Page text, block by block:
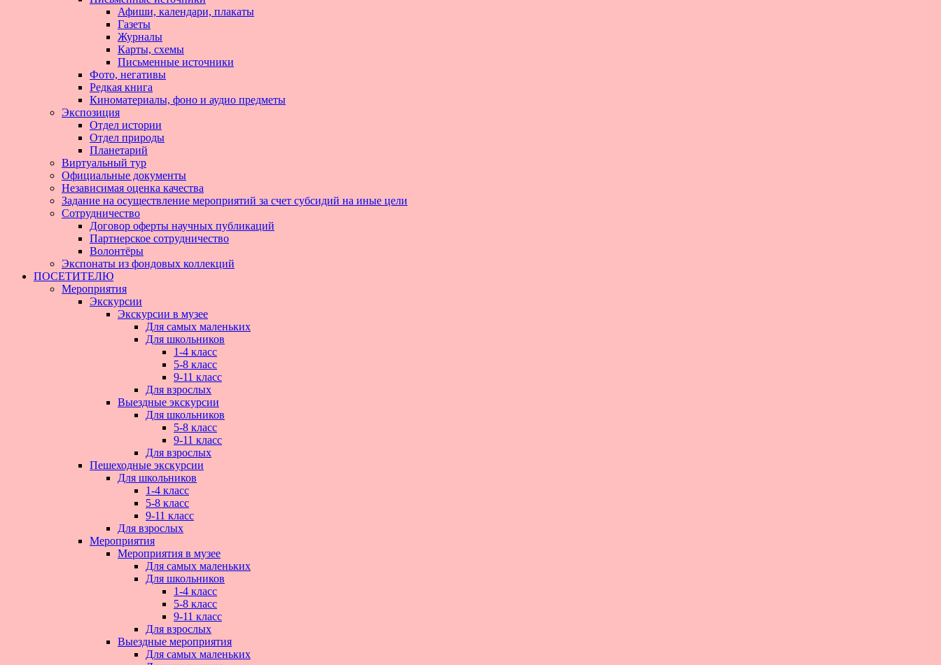
Афиши, календари, плакаты
Газеты
Журналы
Карты, схемы
Письменные источники
Фото, негативы
Редкая книга
Киноматериалы, фоно и аудио предметы
Экспозиция
Отдел истории
Отдел природы
Планетарий
Виртуальный тур
Официальные документы
Независимая оценка качества
Задание на осуществление мероприятий за счет субсидий на иные цели
Сотрудничество
Договор оферты научных публикаций
Партнерское сотрудничество
Волонтёры
Экспонаты из фондовых коллекций
ПОСЕТИТЕЛЮ
Мероприятия
Экскурсии
Экскурсии в музее
Для самых маленьких
Для школьников
1-4 класс
5-8 класс
9-11 класс
Для взрослых
Выездные экскурсии
Для школьников
5-8 класс
9-11 класс
Для взрослых
Пешеходные экскурсии
Для школьников
1-4 класс
5-8 класс
9-11 класс
Для взрослых
Мероприятия
Мероприятия в музее
Для самых маленьких
Для школьников
1-4 класс
5-8 класс
9-11 класс
Для взрослых
Выездные мероприятия
Для самых маленьких